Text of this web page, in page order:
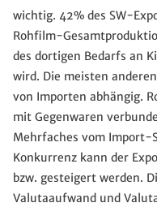
wichtig. 42% des SW-
Rohfilm-
des dortigen Bedarfs an
wird. Die meisten
von Importen abhängig.
mit Gegenwaren
Mehrfaches vom
Konkurrenz kann der
bzw. gesteigert werden.
Valutaaufwand und